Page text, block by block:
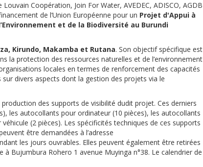
Coopération, Join For Water, AVEDEC, ADISCO, AGDB
de l’Union Européenne pour un Projet d'Appui à
et de la Biodiversité au Burundi
Kirundo, Makamba et Rutana. Son objectif spécifique est
la protection des ressources naturelles et de l’environnement
locales en termes de renforcement des capacités
divers aspects dont la gestion des projets via le
des supports de visibilité dudit projet. Ces derniers
les autocollants pour ordinateur (10 pièces), les autocollants
(2 pièces). Les spécificités techniques de ces supports
être demandées à l’adresse
les jours ouvrables. Elles peuvent également être retirées
Bujumbura Rohero 1 avenue Muyinga n°38. Le calendrier de